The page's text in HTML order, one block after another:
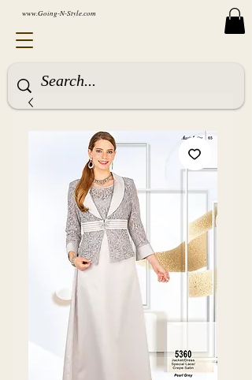
www.Going-N-Style.com